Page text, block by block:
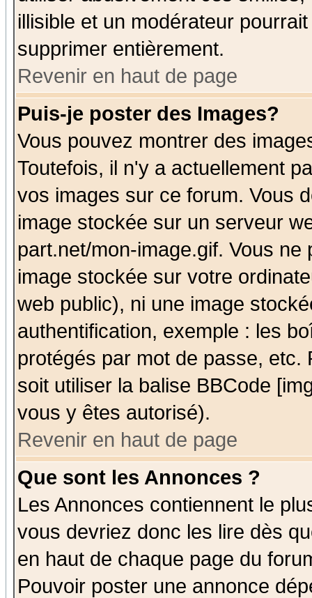
illisible et un modérateur
supprimer entièrement.
Revenir en haut de page
Puis-je poster des Images?
Vous pouvez montrer des
Toutefois, il n'y a actuellement
vos images sur ce forum. Vous
image stockée sur un serveur
part.net/mon-image.gif. Vous
image stockée sur votre
web public), ni une image
authentification, exemple : les
protégés par mot de passe,
soit utiliser la balise BBCode
vous y êtes autorisé).
Revenir en haut de page
Que sont les Annonces ?
Les Annonces contiennent le
vous devriez donc les lire dès
en haut de chaque page du
Pouvoir poster une annonce